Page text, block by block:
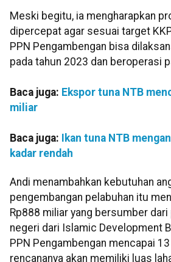
Meski begitu, ia mengharapkan
dipercepat agar sesuai target
PPN Pengambengan bisa
pada tahun 2023 dan beroperasi
Baca juga: Ekspor tuna NTB
miliar
Baca juga:
Ikan tuna NTB
kadar rendah
Andi menambahkan kebutuhan
pengembangan pelabuhan itu
Rp888 miliar yang bersumber
negeri dari Islamic Development
PPN Pengambengan mencapai
rencananya akan memiliki luas